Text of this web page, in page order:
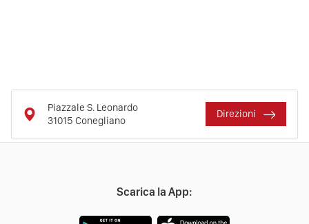
Piazzale S. Leonardo
31015 Conegliano
Direzioni
Scarica la App: